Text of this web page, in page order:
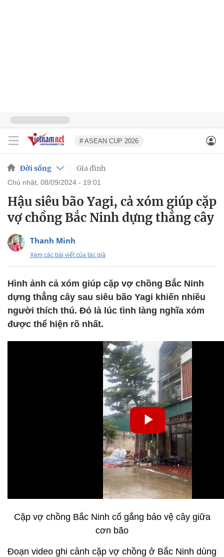
# ASEAN CUP 2026
Đời sống Gia đình
chủ nhật, 08/09/2024 - 19:01
Hậu siêu bão Yagi, cả xóm giúp cặp
vợ chồng Bắc Ninh dựng thẳng cây
Thanh Minh
Xem các bài viết của tác giả
Hình ảnh cả xóm giúp cặp vợ chồng Bắc Ninh
dựng thẳng cây sau siêu bão Yagi khiến nhiều
người thích thú. Đó là lúc tình làng nghĩa xóm
được thể hiện rõ nhất.
Cặp vợ chồng Bắc Ninh cố gắng bảo vệ cây giữa
cơn bão
Đoạn video ghi cảnh cặp vợ chồng ở Bắc Ninh dùng